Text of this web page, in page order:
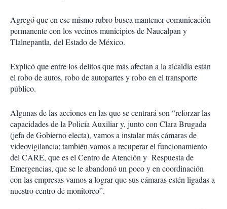
Agregó que en ese mismo rubro busca mantener comunicación
permanente con los vecinos municipios de Naucalpan y
Tlalnepantla, del Estado de México.
Explicó que entre los delitos que más afectan a la alcaldía están
el robo de autos, robo de autopartes y robo en el transporte
público.
Algunas de las acciones en las que se centrará son “reforzar las
capacidades de la Policía Auxiliar y, junto con Clara Brugada
(jefa de Gobierno electa), vamos a instalar más cámaras de
videovigilancia; también vamos a recuperar el funcionamiento
del CARE, que es el Centro de Atención y Respuesta de
Emergencias, que se le abandonó un poco y en coordinación
con las empresas vamos a lograr que sus cámaras estén ligadas a
nuestro centro de monitoreo”.